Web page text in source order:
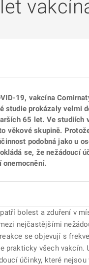
19, vakcína
prokázaly velmi
65 let. Ve studiích
věkové skupině.
podobná jako u
se, že nežádoucí
onemocnění.
bolest a zduření v
nejčastějšími
se objevují s
prakticky všech
účinky, které